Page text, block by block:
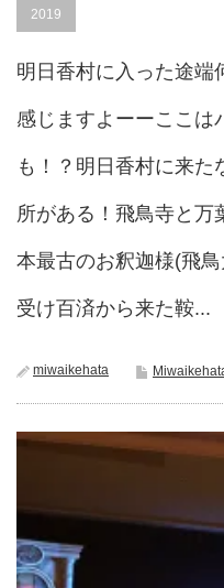
2019
明日香村に入った途端
感じますよーーここは
も！？明日香村に来
所がある！飛鳥寺と万
本最古のお釈迦様(飛
受け百済から来た鞍...
miwaikehata